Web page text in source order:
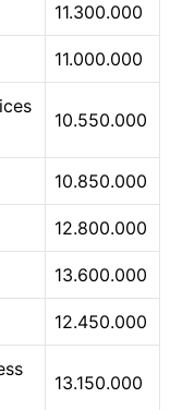
11.300.000
11.000.000
10.550.000
10.850.000
12.800.000
13.600.000
12.450.000
13.150.000